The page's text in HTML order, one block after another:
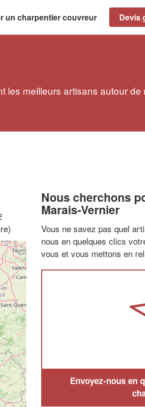
un charpentier couvreur Devis
les meilleurs artisans autour de
Nous cherchons
Marais-Vernier
Vous ne savez pas quel
nous en quelques clics
vous et vous mettons en
Envoyez-nous en